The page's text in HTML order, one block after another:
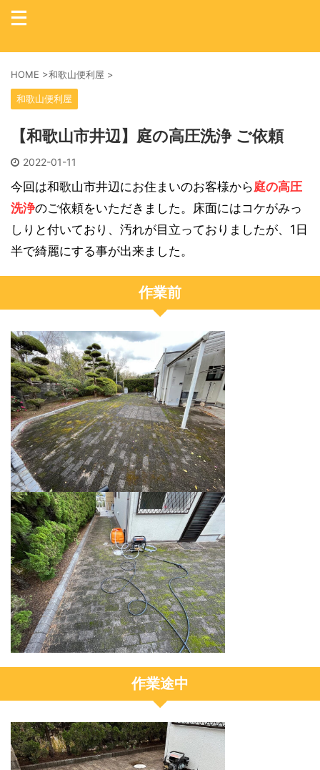
HOME >和歌山便利屋 >
和歌山便利屋
【和歌山市井辺】庭の高圧洗浄 ご依頼
2022-01-11
今回は和歌山市井辺にお住まいのお客様から庭の高圧
洗浄のご依頼をいただきました。床面にはコケがみっ
しりと付いており、汚れが目立っておりましたが、1日
半で綺麗にする事が出来ました。
作業前
作業途中